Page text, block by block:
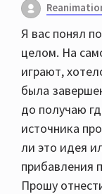
Я вас понял
целом. На
играют,
была
до получаю
источника
ли это идея
прибавления
Прошу